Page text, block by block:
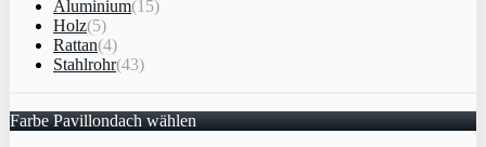
Aluminium(15)
Holz(5)
Rattan(4)
Stahlrohr(43)
Farbe Pavillondach wählen